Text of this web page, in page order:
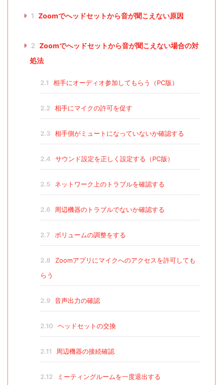
1 Zoomでへッドセットから音が聞こえない原因
2 Zoomでへッドセットから音が聞こえない場合の対
処法
2.1 相手にオーディオ参加してもらう（PC版）
2.2 相手にマイクの許可を促す
2.3 相手側がミュートになっていないか確認する
2.4 サウンド設定を正しく設定する（PC版）
2.5 ネットワーク上のトラブルを確認する
2.6 周辺機器のトラブルでないか確認する
2.7 ボリュームの調整をする
2.8
Zoomアプリにマイクへのアクセスを許可しても
らう
2.9 音声出力の確認
2.10 ヘッドセットの交換
2.11 周辺機器の接続確認
2.12 ミーティングルームを一度退出する